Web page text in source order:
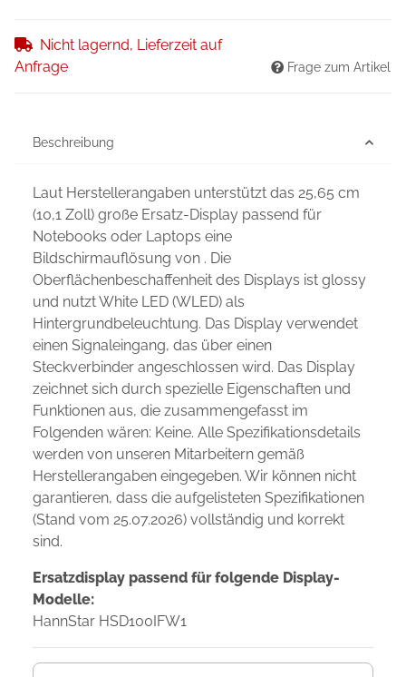
Nicht lagernd, Lieferzeit auf
Anfrage
Frage zum Artikel
Beschreibung
Laut Herstellerangaben unterstützt das 25,65 cm
(10,1 Zoll) große Ersatz-Display passend für
Notebooks oder Laptops eine
Bildschirmauflösung von . Die
Oberflächenbeschaffenheit des Displays ist glossy
und nutzt White LED (WLED) als
Hintergrundbeleuchtung. Das Display verwendet
einen Signaleingang, das über einen
Steckverbinder angeschlossen wird. Das Display
zeichnet sich durch spezielle Eigenschaften und
Funktionen aus, die zusammengefasst im
Folgenden wären: Keine. Alle Spezifikationsdetails
werden von unseren Mitarbeitern gemäß
Herstellerangaben eingegeben. Wir können nicht
garantieren, dass die aufgelisteten Spezifikationen
(Stand vom 25.07.2026) vollständig und korrekt
sind.
Ersatzdisplay passend für folgende Display-
Modelle:
HannStar HSD100IFW1